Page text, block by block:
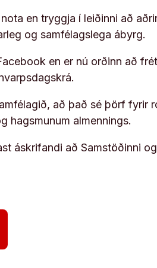
en tryggja í leiðinni að
og samfélagslega ábyrg.
en er nú orðinn að
að það sé þörf
hagsmunum almennings.
áskrifandi að Samstöðinni